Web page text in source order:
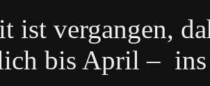
ist vergangen,
bis April – ins